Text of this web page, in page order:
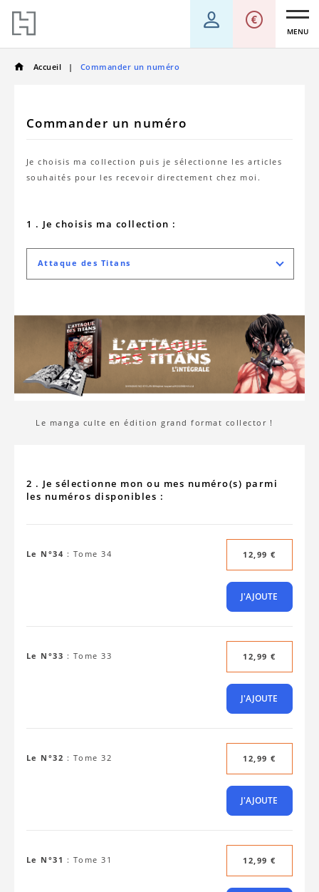
MENU
Accueil Commander un numéro
Commander un numéro
Je choisis ma collection puis je sélectionne les articles
souhaités pour les recevoir directement chez moi.
1 . Je choisis ma collection :
Attaque des Titans
Le manga culte en édition grand format collector !
2 . Je sélectionne mon ou mes numéro(s) parmi
les numéros disponibles :
Le N°34 : Tome 34 12,99 €
J'AJOUTE
Le N°33 : Tome 33 12,99 €
J'AJOUTE
Le N°32 : Tome 32 12,99 €
J'AJOUTE
Le N°31 : Tome 31 12,99 €